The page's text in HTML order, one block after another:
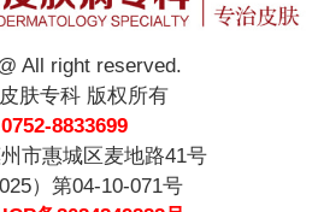
All right reserved.
肤专科 版权所有
0752-8833699
市惠城区麦地路41号
）第04-10-071号